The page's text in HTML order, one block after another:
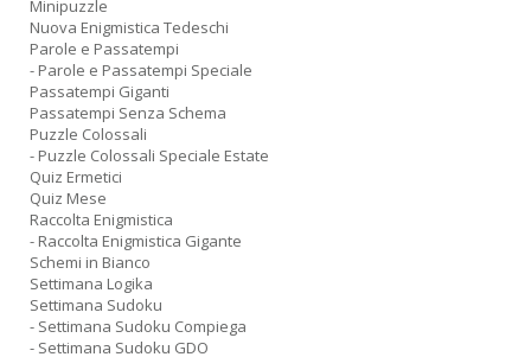
Minipuzzle
Nuova Enigmistica Tedeschi
Parole e Passatempi
- Parole e Passatempi Speciale
Passatempi Giganti
Passatempi Senza Schema
Puzzle Colossali
- Puzzle Colossali Speciale Estate
Quiz Ermetici
Quiz Mese
Raccolta Enigmistica
- Raccolta Enigmistica Gigante
Schemi in Bianco
Settimana Logika
Settimana Sudoku
- Settimana Sudoku Compiega
- Settimana Sudoku GDO